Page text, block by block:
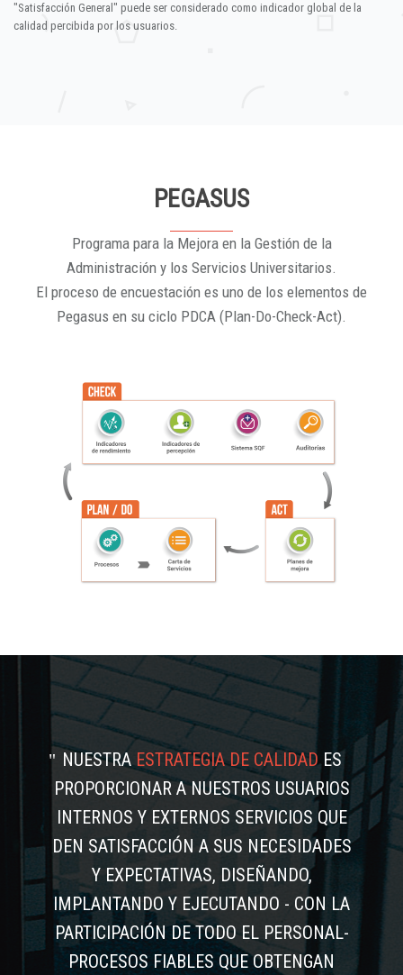
"Satisfacción General" puede ser considerado como indicador global de la
calidad percibida por los usuarios.
PEGASUS
Programa para la Mejora en la Gestión de la
Administración y los Servicios Universitarios.
El proceso de encuestación es uno de los elementos de
Pegasus en su ciclo PDCA (Plan-Do-Check-Act).
NUESTRAESTRATEGIA DE CALIDADES
PROPORCIONAR A NUESTROS USUARIOS
INTERNOS Y EXTERNOS SERVICIOS QUE
DEN SATISFACCIÓN A SUS NECESIDADES
Y EXPECTATIVAS, DISEÑANDO,
IMPLANTANDO Y EJECUTANDO - CON LA
PARTICIPACIÓN DE TODO EL PERSONAL-
PROCESOS FIABLES QUE OBTENGAN